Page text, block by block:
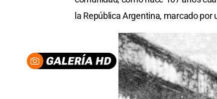
la República Argentina, marcado